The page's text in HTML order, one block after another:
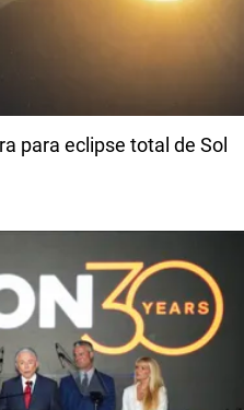
para eclipse total de Sol